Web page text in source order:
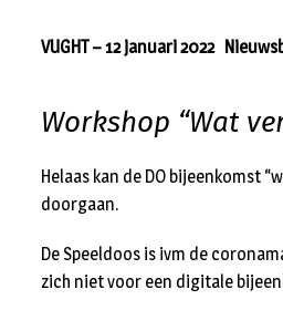
VUGHT – 12 januari 2022
Workshop “Wat
Helaas kan de DO bijeenkomst
doorgaan.
De Speeldoos is ivm de
zich niet voor een digitale